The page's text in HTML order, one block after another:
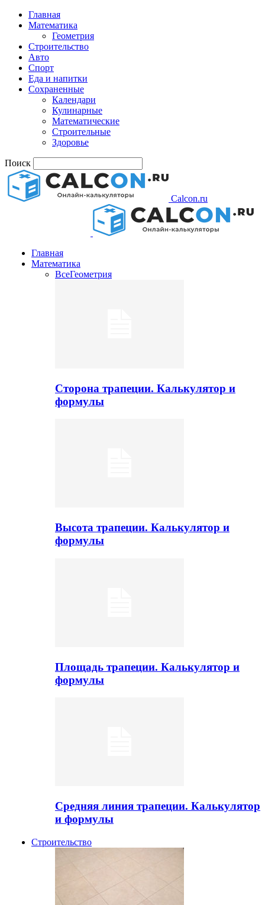
Главная
Математика
Геометрия
Строительство
Авто
Спорт
Еда и напитки
Сохраненные
Календари
Кулинарные
Математические
Строительные
Здоровье
Поиск
Calcon.ru
Главная
Математика
ВсеГеометрия
Сторона трапеции. Калькулятор и
формулы
Высота трапеции. Калькулятор и
формулы
Площадь трапеции. Калькулятор и
формулы
Средняя линия трапеции. Калькулятор
и формулы
Строительство